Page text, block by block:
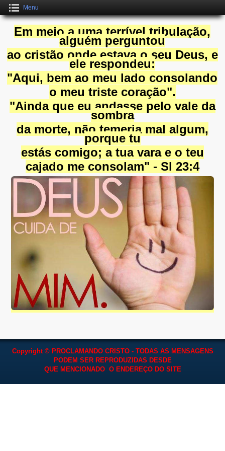
Menu
Em meio a uma terrível tribulação,
alguém perguntou
ao cristão onde estava o seu Deus, e
ele respondeu:
"Aqui, bem ao meu lado consolando
o meu triste coração".
"Ainda que eu andasse pelo vale da
sombra
da morte, não temeria mal algum,
porque tu
estás comigo; a tua vara e o teu
cajado me consolam" - Sl 23:4
Copyright © PROCLAMANDO CRISTO - TODAS AS MENSAGENS
PODEM SER REPRODUZIDAS DESDE
QUE MENCIONADO O ENDEREÇO DO SITE